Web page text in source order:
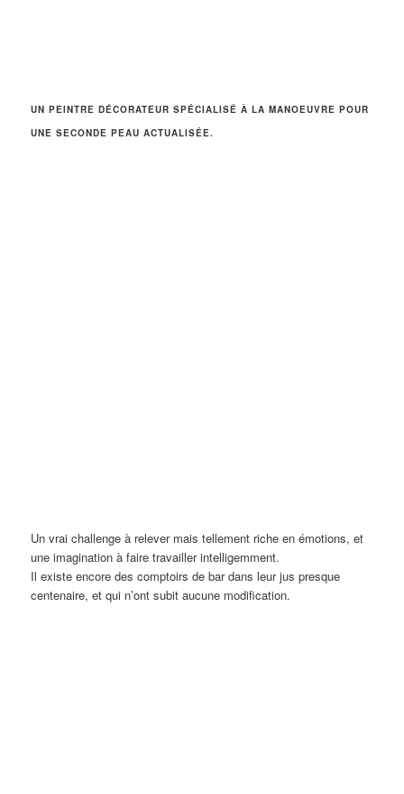
UN PEINTRE DÉCORATEUR SPÉCIALISÉ À LA MANOEUVRE POUR
UNE SECONDE PEAU ACTUALISÉE.
Un vrai challenge à relever mais tellement riche en émotions, et
une imagination à faire travailler intelligemment.
Il existe encore des comptoirs de bar dans leur jus presque
centenaire, et qui n’ont subit aucune modification.